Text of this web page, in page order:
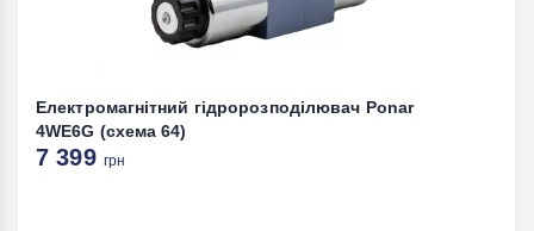
Електромагнітний гідророзподілювач Ponar
4WE6G (схема 64)
7 399 грн